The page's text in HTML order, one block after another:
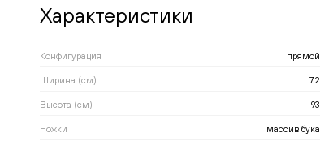
Характеристики
Конфигурация прямой
Ширина (см) 72
Высота (см) 93
Ножки массив бука